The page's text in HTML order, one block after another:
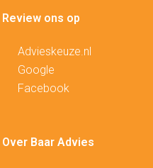
Review ons op
Advieskeuze.nl
Google
Facebook
Over Baar Advies